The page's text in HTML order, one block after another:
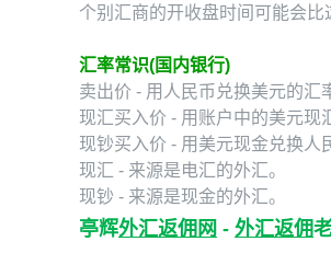
个别汇商的开收盘时间可能会比
汇率常识(国内银行)
卖出价 - 用人民币兑换美元的汇
现汇买入价 - 用账户中的美元现
现钞买入价 - 用美元现金兑换人
现汇 - 来源是电汇的外汇。
现钞 - 来源是现金的外汇。
亭辉外汇返佣网 - 外汇返佣